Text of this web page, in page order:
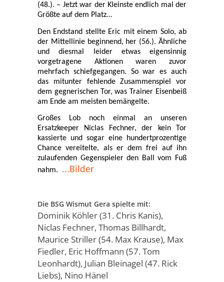
(48.). – Jetzt war der Kleinste endlich mal der
Größte auf dem Platz…
Den Endstand stellte Eric mit einem Solo, ab
der Mittellinie beginnend, her (56.). Ähnliche
und diesmal leider etwas eigensinnig
vorgetragene Aktionen waren zuvor
mehrfach schiefgegangen. So war es auch
das mitunter fehlende Zusammenspiel vor
dem gegnerischen Tor, was Trainer Eisenbeiß
am Ende am meisten bemängelte.
Großes Lob noch einmal an unseren
Ersatzkeeper Niclas Fechner, der kein Tor
kassierte und sogar eine hundertprozentige
Chance vereitelte, als er dem frei auf ihn
zulaufenden Gegenspieler den Ball vom Fuß
nahm. ...Bilder
Die BSG Wismut Gera spielte mit:
Dominik Köhler (31. Chris Kanis),
Niclas Fechner, Thomas Billhardt,
Maurice Striller (54. Max Krause), Max
Fiedler, Eric Hoffmann (57. Tom
Leonhardt), Julian Bleinagel (47. Rick
Liebs), Nino Hänel